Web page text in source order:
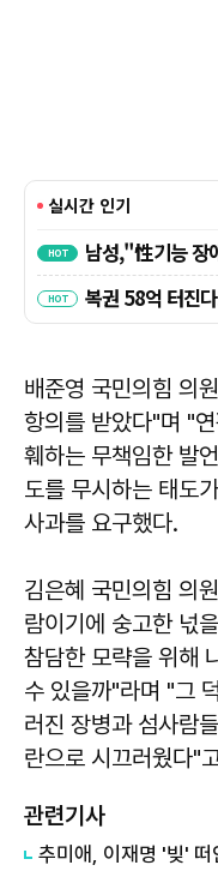
배준영 국민의힘 의
항의를 받았다"며 "
훼하는 무책임한 발
도를 무시하는 태도
사과를 요구했다.
김은혜 국민의힘 의
람이기에 숭고한 넋
참담한 모략을 위해
수 있을까"라며 "그
러진 장병과 섬사람
란으로 시끄러웠다"
관련기사